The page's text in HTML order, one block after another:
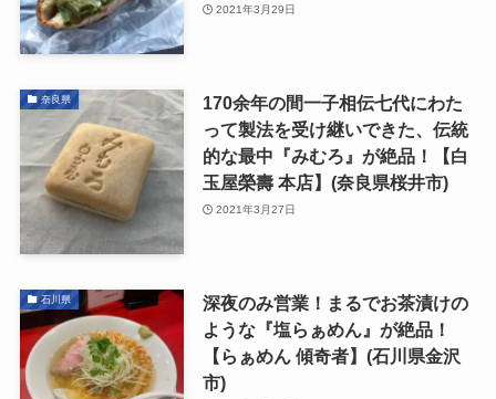
2021年3月29日
奈良県
170余年の間一子相伝七代にわた
って製法を受け継いできた、伝統
的な最中『みむろ』が絶品！【白
玉屋榮壽 本店】(奈良県桜井市)
2021年3月27日
石川県
深夜のみ営業！まるでお茶漬けの
ような『塩らぁめん』が絶品！
【らぁめん 傾奇者】(石川県金沢
市)